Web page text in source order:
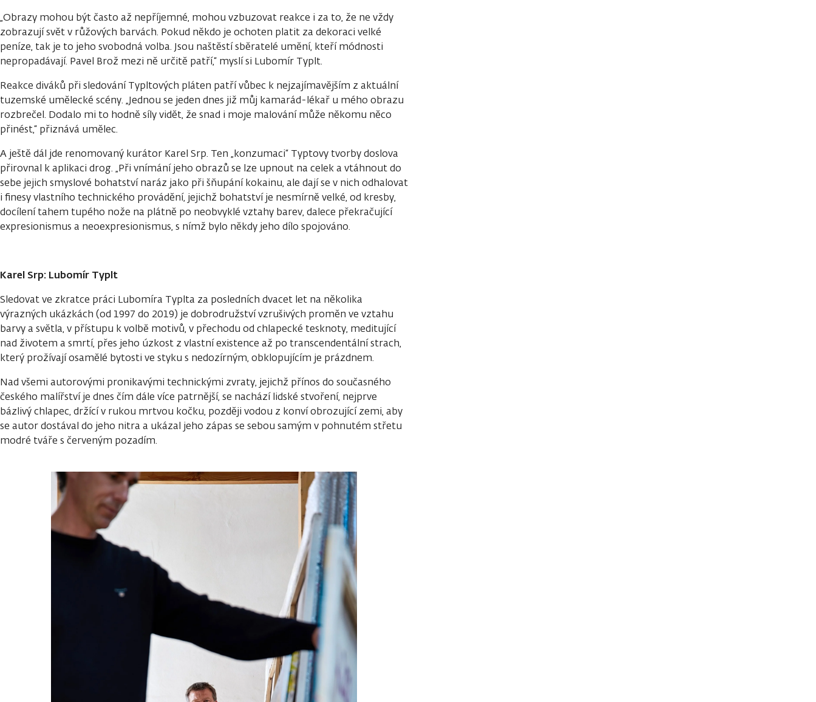
„Obrazy mohou být často až nepříjemné, mohou vzbuzovat reakce i za to, že ne vždy
zobrazují svět v růžových barvách. Pokud někdo je ochoten platit za dekoraci velké
peníze, tak je to jeho svobodná volba. Jsou naštěstí sběratelé umění, kteří módnosti
nepropadávají. Pavel Brož mezi ně určitě patří,“ myslí si Lubomír Typlt.
Reakce diváků při sledování Typltových pláten patří vůbec k nejzajímavějším z aktuální
tuzemské umělecké scény. „Jednou se jeden dnes již můj kamarád-lékař u mého obrazu
rozbrečel. Dodalo mi to hodně síly vidět, že snad i moje malování může někomu něco
přinést,“ přiznává umělec.
A ještě dál jde renomovaný kurátor Karel Srp. Ten „konzumaci“ Typtovy tvorby doslova
přirovnal k aplikaci drog. „Při vnímání jeho obrazů se lze upnout na celek a vtáhnout do
sebe jejich smyslové bohatství naráz jako při šňupání kokainu, ale dají se v nich odhalovat
i finesy vlastního technického provádění, jejichž bohatství je nesmírně velké, od kresby,
docílení tahem tupého nože na plátně po neobvyklé vztahy barev, dalece překračující
expresionismus a neoexpresionismus, s nímž bylo někdy jeho dílo spojováno.
Karel Srp: Lubomír Typlt
Sledovat ve zkratce práci Lubomíra Typlta za posledních dvacet let na několika
výrazných ukázkách (od 1997 do 2019) je dobrodružství vzrušivých proměn ve vztahu
barvy a světla, v přístupu k volbě motivů, v přechodu od chlapecké tesknoty, meditující
nad životem a smrtí, přes jeho úzkost z vlastní existence až po transcendentální strach,
který prožívají osamělé bytosti ve styku s nedozírným, obklopujícím je prázdnem.
Nad všemi autorovými pronikavými technickými zvraty, jejichž přínos do současného
českého malířství je dnes čím dále více patrnější, se nachází lidské stvoření, nejprve
bázlivý chlapec, držící v rukou mrtvou kočku, později vodou z konví obrozující zemi, aby
se autor dostával do jeho nitra a ukázal jeho zápas se sebou samým v pohnutém střetu
modré tváře s červeným pozadím.